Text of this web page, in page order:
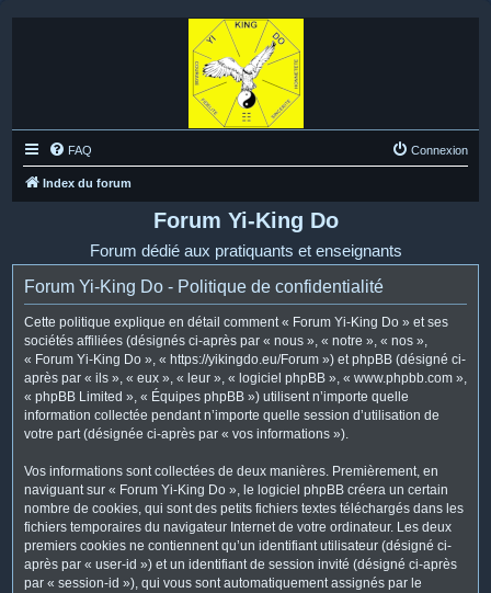
FAQ Connexion
Index du forum
Forum Yi-King Do
Forum dédié aux pratiquants et enseignants
Forum Yi-King Do - Politique de confidentialité
Cette politique explique en détail comment « Forum Yi-King Do » et ses
sociétés affiliées (désignés ci-après par « nous », « notre », « nos »,
« Forum Yi-King Do », « https://yikingdo.eu/Forum ») et phpBB (désigné ci-
après par « ils », « eux », « leur », « logiciel phpBB », « www.phpbb.com »,
« phpBB Limited », « Équipes phpBB ») utilisent n’importe quelle
information collectée pendant n’importe quelle session d’utilisation de
votre part (désignée ci-après par « vos informations »).
Vos informations sont collectées de deux manières. Premièrement, en
naviguant sur « Forum Yi-King Do », le logiciel phpBB créera un certain
nombre de cookies, qui sont des petits fichiers textes téléchargés dans les
fichiers temporaires du navigateur Internet de votre ordinateur. Les deux
premiers cookies ne contiennent qu’un identifiant utilisateur (désigné ci-
après par « user-id ») et un identifiant de session invité (désigné ci-après
par « session-id »), qui vous sont automatiquement assignés par le